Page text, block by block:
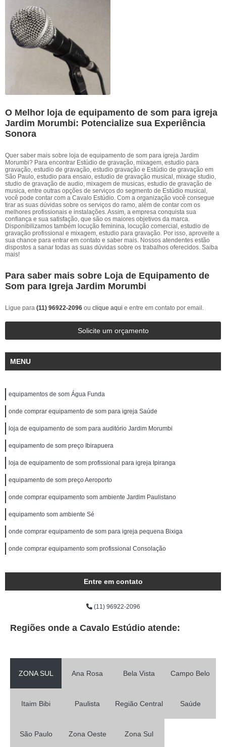
O Melhor loja de equipamento de som para igreja
Jardim Morumbi: Potencialize sua Experiência
Sonora
Quer saber mais sobre loja de equipamento de som para igreja Jardim
Morumbi? Para encontrar Estúdio de gravação, mixagem, estudio para
gravação, estudio de gravação, estudio gravação e Estúdio de gravação em
São Paulo, estudio para ensaio, estudio de gravação musical, mixage studio,
studio de gravação de audio, mixagem de musicas, estudio de gravação de
musica, entre outras opções de serviços do segmento de Estúdio musical,
você pode contar com a Cavalo Estúdio. Com a organização você consegue
tirar as suas dúvidas sobre os serviços do ramo, além de contar com os
melhores profissionais e instalações. Assim, a empresa conquista sua
confiança e sua satisfação, que são os maiores objetivos da marca.
Disponibilizamos também locução feminina, locução comercial, estudio de
gravação profissional e mixagem, estudio para gravação. Por isso, aproveite a
sua chance para entrar em contato e saber mais. Nossos atendentes estão
dispostos a sanar todas as suas dúvidas sobre os trabalhos oferecidos. Saiba
mais!
Para saber mais sobre Loja de Equipamento de
Som para Igreja Jardim Morumbi
Ligue para (11) 96922-2096 ou clique aqui e entre em contato por email.
Solicite um orçamento
MENU
equipamentos de som Água Funda
onde comprar equipamento de som para igreja Saúde
loja de equipamento de som para auditório Jardim Morumbi
equipamento de som preço Ibirapuera
loja de equipamento de som profissional para igreja Ipiranga
equipamento de som preço Aeroporto
onde comprar equipamento som ambiente Jardim Paulistano
equipamento som ambiente Sé
onde comprar equipamento de som para igreja pequena Bixiga
onde comprar equipamento som profissional Consolação
Entre em contato
(11) 96922-2096
Regiões onde a Cavalo Estúdio atende:
ZONA SUL Ana Rosa Bela Vista Campo Belo
Itaim Bibi Paulista Região Central Saúde
São Paulo Zona Oeste Zona Sul